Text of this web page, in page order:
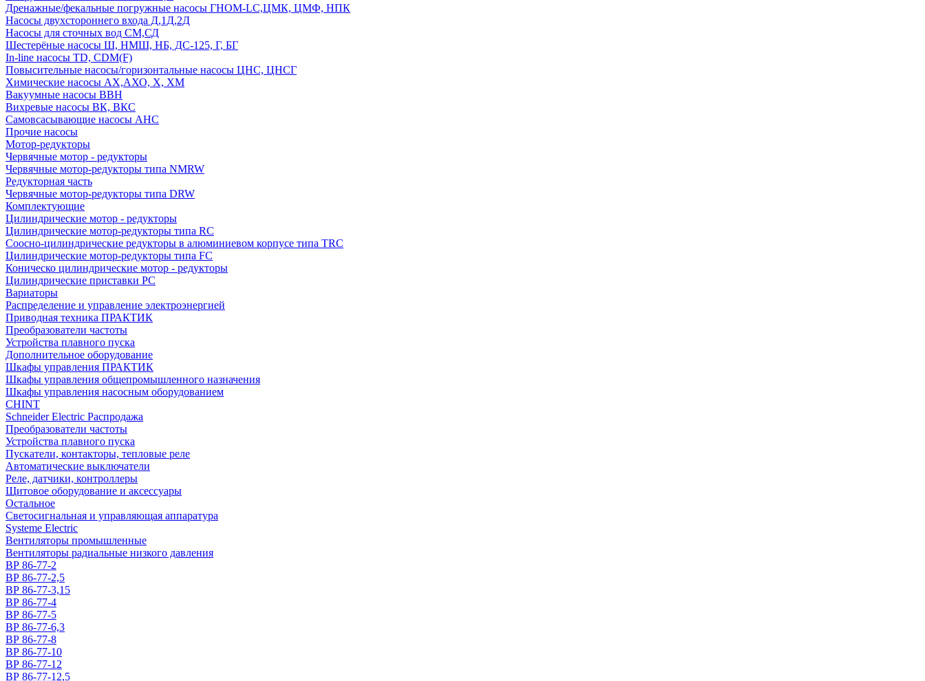
Дренажные/фекальные погружные насосы ГНОМ-LC,ЦМК, ЦМФ, НПК
Насосы двухстороннего входа Д,1Д,2Д
Насосы для сточных вод СМ,СД
Шестерёные насосы Ш, НМШ, НБ, ДС-125, Г, БГ
In-line насосы TD, CDM(F)
Повысительные насосы/горизонтальные насосы ЦНС, ЦНСГ
Химические насосы АХ,АХО, Х, ХМ
Вакуумные насосы ВВН
Вихревые насосы ВК, ВКС
Самовсасывающие насосы АНС
Прочие насосы
Мотор-редукторы
Червячные мотор - редукторы
Червячные мотор-редукторы типа NMRW
Редукторная часть
Червячные мотор-редукторы типа DRW
Комплектующие
Цилиндрические мотор - редукторы
Цилиндрические мотор-редукторы типа RC
Соосно-цилиндрические редукторы в алюминиевом корпусе типа TRC
Цилиндрические мотор-редукторы типа FC
Коническо цилиндрические мотор - редукторы
Цилиндрические приставки PC
Вариаторы
Распределение и управление электроэнергией
Приводная техника ПРАКТИК
Преобразователи частоты
Устройства плавного пуска
Дополнительное оборудование
Шкафы управления ПРАКТИК
Шкафы управления общепромышленного назначения
Шкафы управления насосным оборудованием
CHINT
Schneider Electric Распродажа
Преобразователи частоты
Устройства плавного пуска
Пускатели, контакторы, тепловые реле
Автоматические выключатели
Реле, датчики, контроллеры
Щитовое оборудование и аксессуары
Остальное
Светосигнальная и управляющая аппаратура
Systeme Electric
Вентиляторы промышленные
Вентиляторы радиальные низкого давления
ВР 86-77-2
ВР 86-77-2,5
ВР 86-77-3,15
ВР 86-77-4
ВР 86-77-5
ВР 86-77-6,3
ВР 86-77-8
ВР 86-77-10
ВР 86-77-12
ВР 86-77-12,5